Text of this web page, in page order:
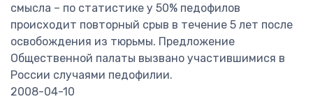
смысла – по статистике у 50% педофилов
происходит повторный срыв в течение 5 лет после
освобождения из тюрьмы. Предложение
Общественной палаты вызвано участившимися в
России случаями педофилии.
2008-04-10